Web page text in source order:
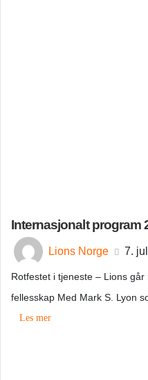
Internasjonalt program
Lions Norge 7.
Rotfestet i tjeneste – Lions
fellesskap Med Mark S. Lyon
Les mer